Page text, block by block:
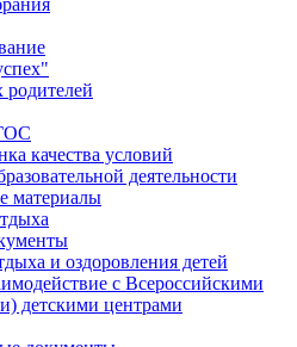
качества условий
деятельности
материалы
и оздоровления детей
с Всероссийскими
детскими центрами